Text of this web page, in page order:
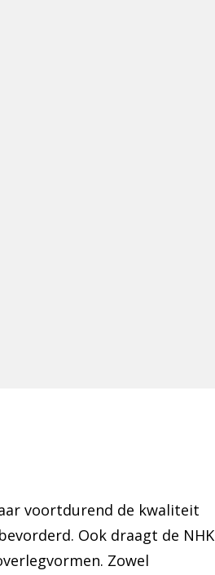
voortdurend de kwaliteit
Ook draagt de NHK
Zowel